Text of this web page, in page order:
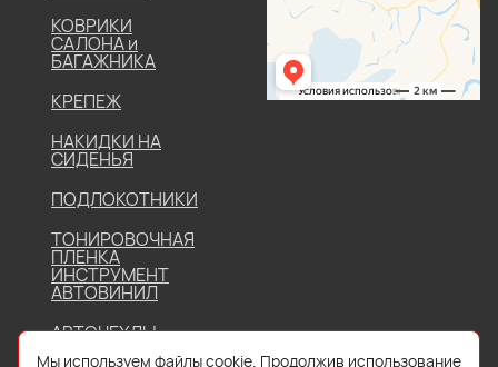
КОВРИКИ
САЛОНА и
БАГАЖНИКА
КРЕПЕЖ
НАКИДКИ НА
СИДЕНЬЯ
ПОДЛОКОТНИКИ
ТОНИРОВОЧНАЯ
ПЛЕНКА
ИНСТРУМЕНТ
АВТОВИНИЛ
АВТОЧЕХЛЫ
Мы используем файлы cookie. Продолжив использование